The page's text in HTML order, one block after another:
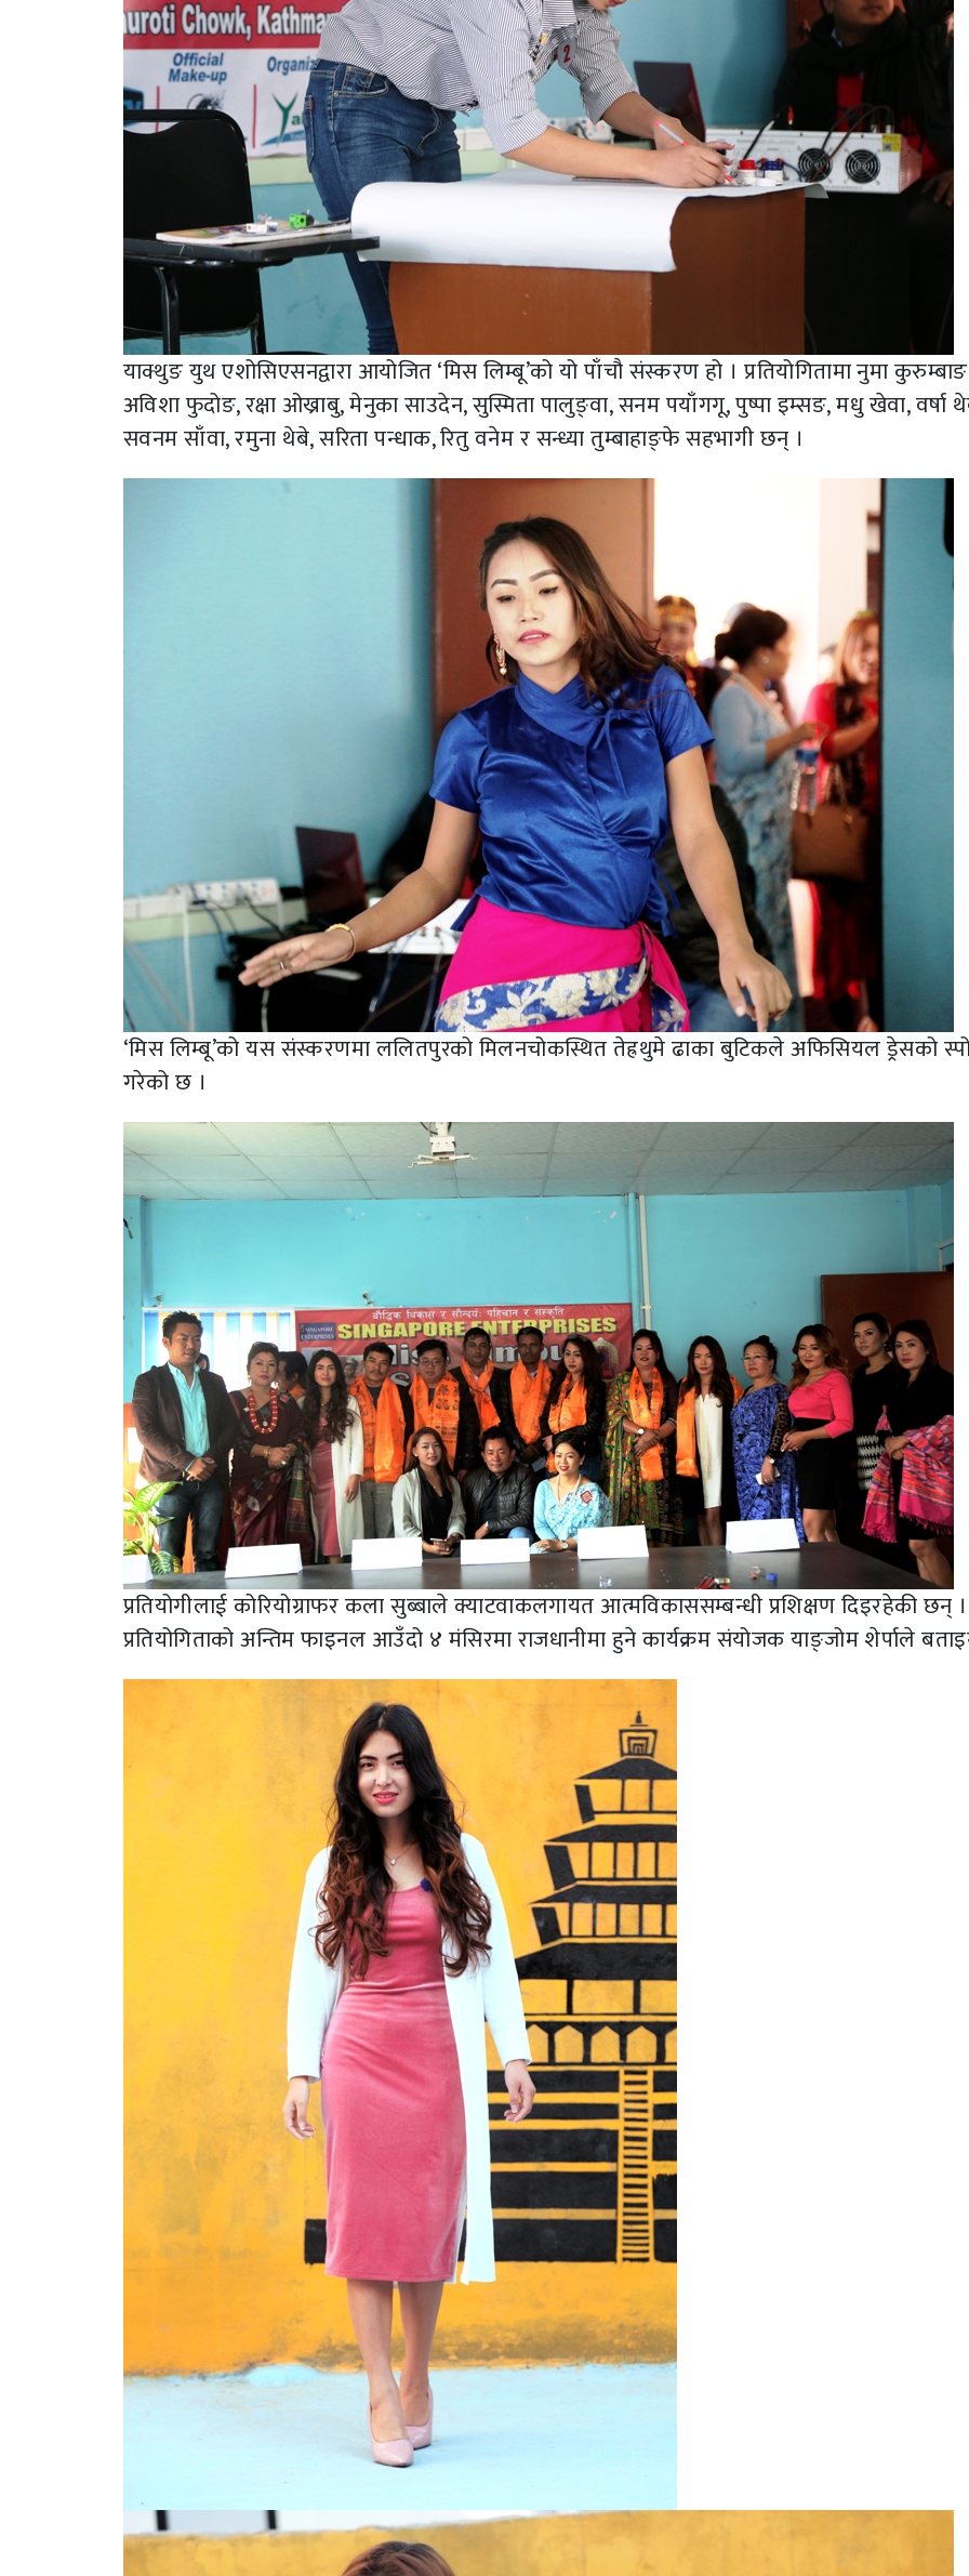
याक्थुङ युथ एशोसिएसनद्वारा आयोजित ‘मिस लिम्बू’को यो पाँचौ संस्करण हो । प्रतियोगितामा नुमा
अविशा फुदोङ, रक्षा ओख्राबु, मेनुका साउदेन, सुस्मिता पालुङ्वा, सनम पयाँगगू, पुष्पा इम्सङ, मधु खेवा, वर्षा
सवनम साँवा, रमुना थेबे, सरिता पन्धाक, रितु वनेम र सन्ध्या तुम्बाहाङ्फे सहभागी छन् ।
‘मिस लिम्बू’को यस संस्करणमा ललितपुरको मिलनचोकस्थित तेह्रथुमे ढाका बुटिकले अफिसियल ड्रेसको
गरेको छ ।
प्रतियोगीलाई कोरियोग्राफर कला सुब्बाले क्याटवाकलगायत आत्मविकाससम्बन्धी प्रशिक्षण दिइरहेकी छन् ।
प्रतियोगिताको अन्तिम फाइनल आउँदो ४ मंसिरमा राजधानीमा हुने कार्यक्रम संयोजक याङ्जोम शेर्पाले